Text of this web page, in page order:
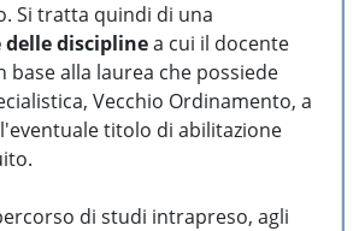
Si tratta quindi di una
disciplinea cui il docente
base alla laurea che possiede
Vecchio Ordinamento, a
titolo di abilitazione
di studi intrapreso, agli